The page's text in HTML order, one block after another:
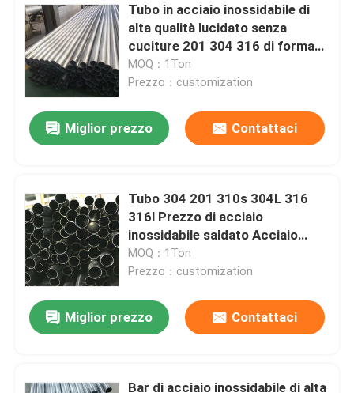
Prodotti
Video
Chi siamo
Tubo in acciaio inossidabile di
alta qualità lucidato senza
cuciture 201 304 316 di forma
quadrata saldabile 904L 409L
Tubo in acciaio JIS/EN/ASIS
MOQ：1Ton
Prezzo：customization
Miglior prezzo Contattaci
Tubo 304 201 310s 304L 316
316l Prezzo di acciaio
inossidabile saldato Acciaio
rotondo da 8 pollici GB ERW
Industria, sistema di condotte
MOQ：1Ton
Prezzo：customization
Miglior prezzo Contattaci
Bar di acciaio inossidabile di alta